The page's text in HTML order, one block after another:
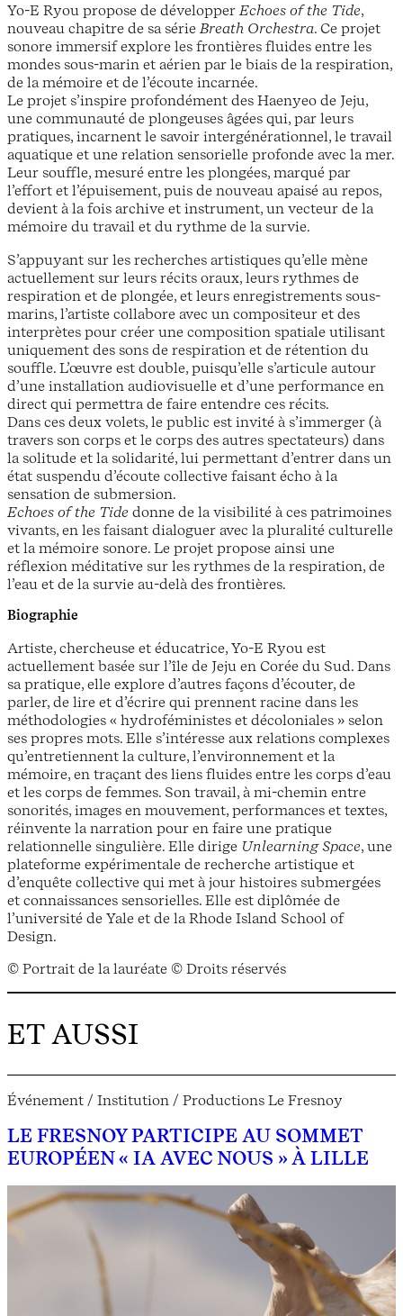
Yo-E Ryou propose de développerEchoes of the Tide,
nouveau chapitre de sa sérieBreath Orchestra. Ce projet
sonore immersif explore les frontières fluides entre les
mondes sous-marin et aérien par le biais de la respiration,
de la mémoire et de l’écoute incarnée.
Le projet s’inspire profondément des Haenyeo de Jeju,
une communauté de plongeuses âgées qui, par leurs
pratiques, incarnent le savoir intergénérationnel, le travail
aquatique et une relation sensorielle profonde avec la mer.
Leur souffle, mesuré entre les plongées, marqué par
l’effort et l’épuisement, puis de nouveau apaisé au repos,
devient à la fois archive et instrument, un vecteur de la
mémoire du travail et du rythme de la survie.
S’appuyant sur les recherches artistiques qu’elle mène
actuellement sur leurs récits oraux, leurs rythmes de
respiration et de plongée, et leurs enregistrements sous-
marins, l’artiste collabore avec un compositeur et des
interprètes pour créer une composition spatiale utilisant
uniquement des sons de respiration et de rétention du
souffle. L’œuvre est double, puisqu’elle s’articule autour
d’une installation audiovisuelle et d’une performance en
direct qui permettra de faire entendre ces récits.
Dans ces deux volets, le public est invité à s’immerger (à
travers son corps et le corps des autres spectateurs) dans
la solitude et la solidarité, lui permettant d’entrer dans un
état suspendu d’écoute collective faisant écho à la
sensation de submersion.
Echoes of the Tide donne de la visibilité à ces patrimoines
vivants, en les faisant dialoguer avec la pluralité culturelle
et la mémoire sonore. Le projet propose ainsi une
réflexion méditative sur les rythmes de la respiration, de
l’eau et de la survie au-delà des frontières.
Biographie
Artiste, chercheuse et éducatrice, Yo-E Ryou est
actuellement basée sur l’île de Jeju en Corée du Sud. Dans
sa pratique, elle explore d’autres façons d’écouter, de
parler, de lire et d’écrire qui prennent racine dans les
méthodologies « hydroféministes et décoloniales » selon
ses propres mots. Elle s’intéresse aux relations complexes
qu’entretiennent la culture, l’environnement et la
mémoire, en traçant des liens fluides entre les corps d’eau
et les corps de femmes. Son travail, à mi-chemin entre
sonorités, images en mouvement, performances et textes,
réinvente la narration pour en faire une pratique
relationnelle singulière. Elle dirige Unlearning Space, une
plateforme expérimentale de recherche artistique et
d’enquête collective qui met à jour histoires submergées
et connaissances sensorielles. Elle est diplômée de
l’université de Yale et de la Rhode Island School of
Design.
© Portrait de la lauréate © Droits réservés
ET AUSSI
Événement / Institution / Productions Le Fresnoy
LE FRESNOY PARTICIPE AU SOMMET
EUROPÉEN « IA AVEC NOUS » À LILLE